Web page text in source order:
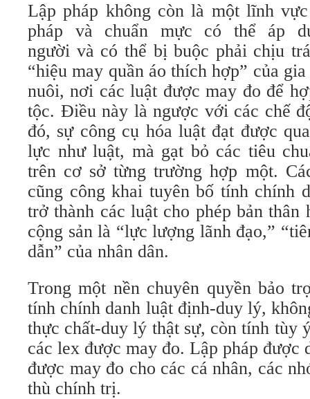
Lập pháp không còn là một lĩnh
pháp và chuẩn mực có thể áp
người và có thể bị buộc phải chịu
“hiệu may quần áo thích hợp” của
nuôi, nơi các luật được may đo để
tộc. Điều này là ngược với các chế
đó, sự công cụ hóa luật đạt được
lực như luật, mà gạt bỏ các tiêu
trên cơ sở từng trường hợp một.
cũng công khai tuyên bố tính chính
trở thành các luật cho phép bản thân
cộng sản là “lực lượng lãnh đạo,”
dẫn” của nhân dân.
Trong một nền chuyên quyền bảo
tính chính danh luật định-duy lý,
thực chất-duy lý thật sự, còn tính tùy
các lex được may đo. Lập pháp được
được may đo cho các cá nhân, các
thù chính trị.